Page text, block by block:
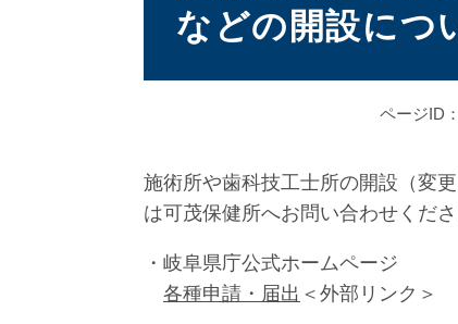
などの開設につ
ページID
施術所や歯科技工士所の開設（変
は可茂保健所へお問い合わせくださ
・岐阜県庁公式ホームページ
各種申請・届出 ＜外部リンク＞